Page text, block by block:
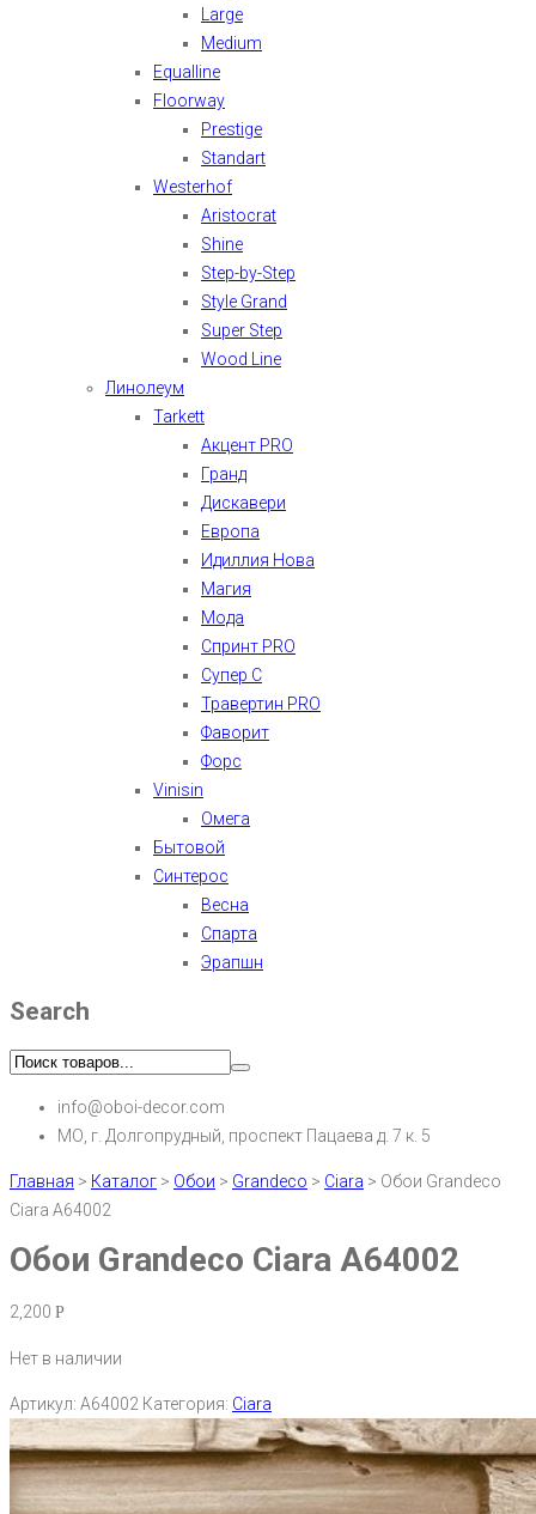
Large
Medium
Equalline
Floorway
Prestige
Standart
Westerhof
Aristocrat
Shine
Step-by-Step
Style Grand
Super Step
Wood Line
Линолеум
Tarkett
Акцент PRO
Гранд
Дискавери
Европа
Идиллия Нова
Магия
Мода
Спринт PRO
Супер С
Травертин PRO
Фаворит
Форс
Vinisin
Омега
Бытовой
Синтерос
Весна
Спарта
Эрапшн
Search
info@oboi-decor.com
МО, г. Долгопрудный, проспект Пацаева д. 7 к. 5
Главная > Каталог > Обои > Grandeco > Ciara > Обои Grandeco
Ciara A64002
Обои Grandeco Ciara A64002
2,200 Р
Нет в наличии
Артикул: A64002 Категория: Ciara